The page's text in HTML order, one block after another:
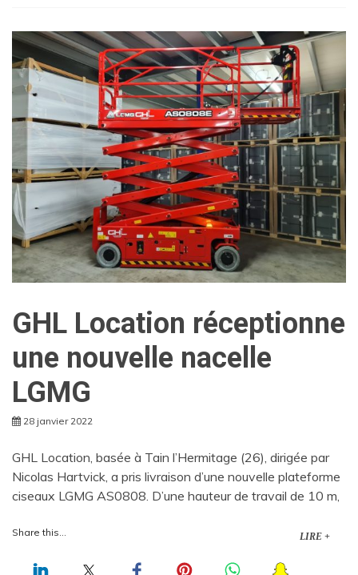
GHL Location réceptionne
une nouvelle nacelle
LGMG
28 janvier 2022
GHL Location, basée à Tain l’Hermitage (26), dirigée par
Nicolas Hartvick, a pris livraison d’une nouvelle plateforme
ciseaux LGMG AS0808. D’une hauteur de travail de 10 m,
Share this... LIRE +